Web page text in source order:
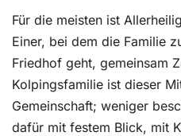
Für die meisten ist
Einer, bei dem die Familie
Friedhof geht, gemeinsam
Kolpingsfamilie ist dieser
Gemeinschaft; weniger
dafür mit festem Blick, mit